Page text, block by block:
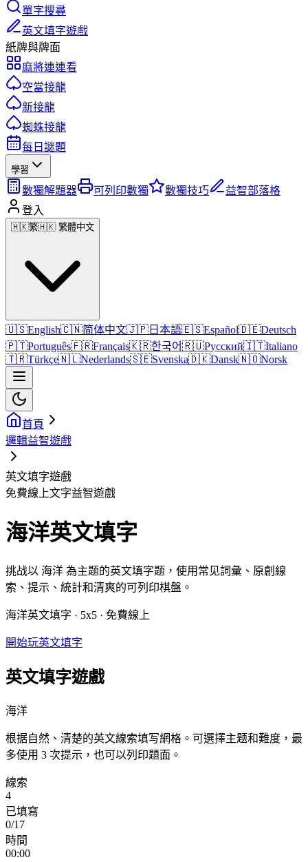
單字搜尋
英文填字遊戲
紙牌與牌面
麻將連連看
空當接龍
新接龍
蜘蛛接龍
每日謎題
學習
數獨解題器 可列印數獨 數獨技巧
益智部落格
登入
🇭🇰繁🇭🇰 繁體中文
🇺🇸English🇨🇳简体中文🇯🇵 日本語🇪🇸Español🇩🇪Deutsch
🇵🇹Português🇫🇷Français🇰🇷한국어🇷🇺Русский🇮🇹Italiano
🇹🇷Türkçe🇳🇱Nederlands🇸🇪Svenska🇩🇰Dansk🇳🇴Norsk
首頁
邏輯益智遊戲
英文填字遊戲
免費線上文字益智遊戲
海洋英文填字
挑战以 海洋 為主题的英文填字题，使用常见詞彙、原創線
索、提示、統計和清爽的可列印棋盤。
海洋英文填字 · 5x5 · 免費線上
開始玩英文填字
英文填字遊戲
海洋
根据自然、清楚的英文線索填写網格。可選擇主题和難度，最
多使用 3 次提示，也可以列印題面。
線索
4
已填寫
0/17
時間
00:00